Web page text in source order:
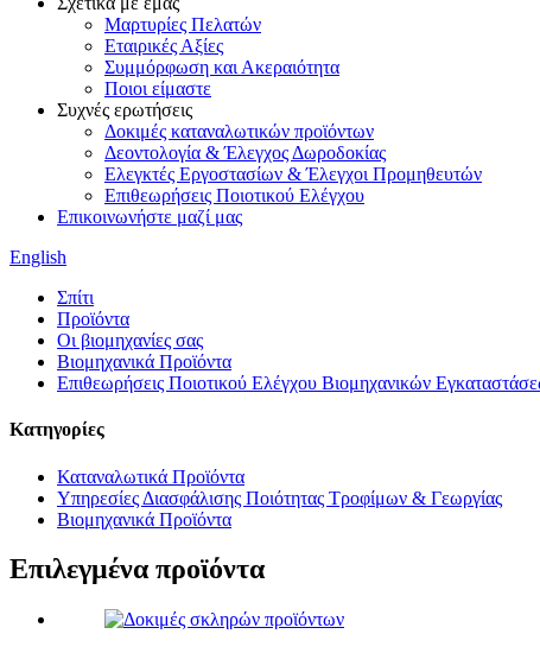
Μαρτυρίες Πελατών
Εταιρικές Αξίες
Συμμόρφωση και Ακεραιότητα
Ποιοι είμαστε
Συχνές ερωτήσεις
Δοκιμές καταναλωτικών προϊόντων
Δεοντολογία & Έλεγχος Δωροδοκίας
Ελεγκτές Εργοστασίων & Έλεγχοι Προμηθευτών
Επιθεωρήσεις Ποιοτικού Ελέγχου
Επικοινωνήστε μαζί μας
English
Σπίτι
Προϊόντα
Οι βιομηχανίες σας
Βιομηχανικά Προϊόντα
Επιθεωρήσεις Ποιοτικού Ελέγχου Βιομηχανικών
Κατηγορίες
Καταναλωτικά Προϊόντα
Υπηρεσίες Διασφάλισης Ποιότητας Τροφίμων & Γεωργίας
Βιομηχανικά Προϊόντα
Επιλεγμένα προϊόντα